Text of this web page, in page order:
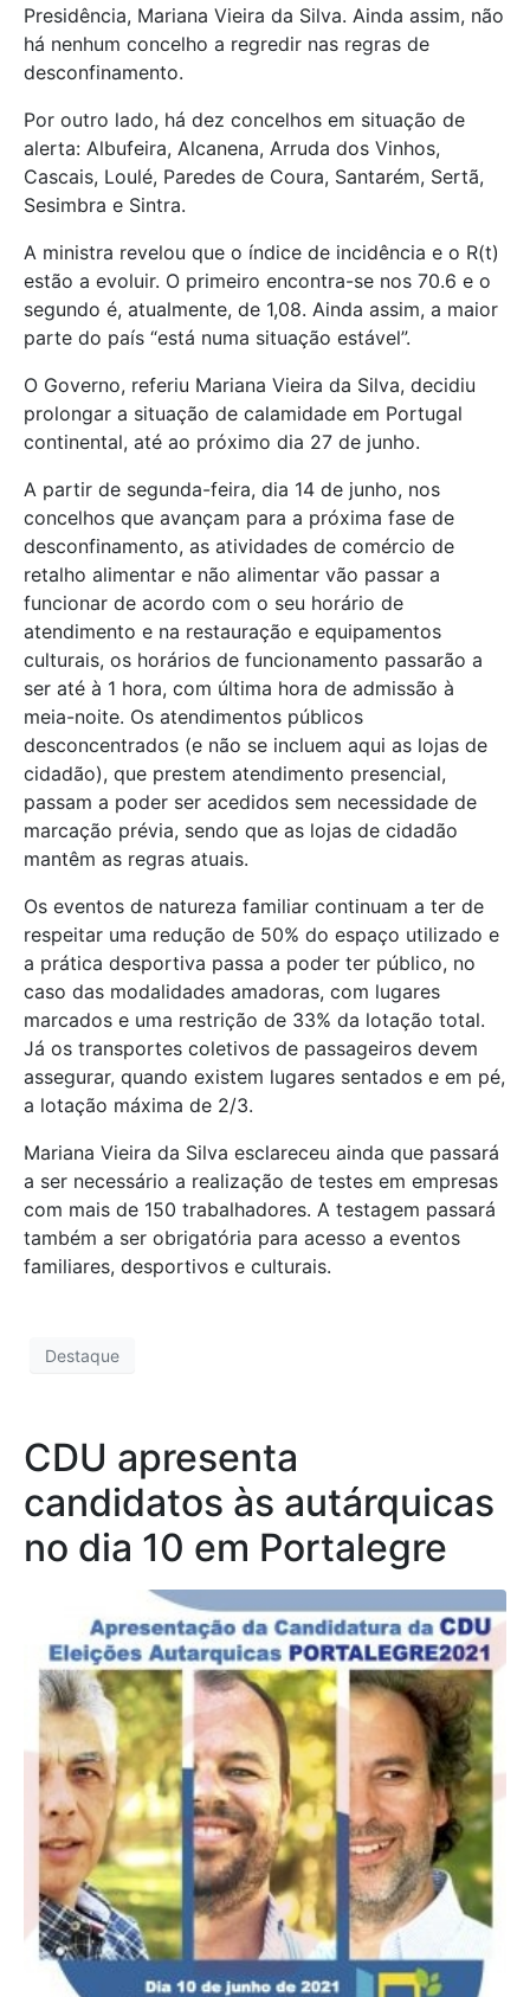
Presidência, Mariana Vieira da Silva. Ainda assim, não
há nenhum concelho a regredir nas regras de
desconfinamento.
Por outro lado, há dez concelhos em situação de
alerta: Albufeira, Alcanena, Arruda dos Vinhos,
Cascais, Loulé, Paredes de Coura, Santarém, Sertã,
Sesimbra e Sintra.
A ministra revelou que o índice de incidência e o R(t)
estão a evoluir. O primeiro encontra-se nos 70.6 e o
segundo é, atualmente, de 1,08. Ainda assim, a maior
parte do país “está numa situação estável”.
O Governo, referiu Mariana Vieira da Silva, decidiu
prolongar a situação de calamidade em Portugal
continental, até ao próximo dia 27 de junho.
A partir de segunda-feira, dia 14 de junho, nos
concelhos que avançam para a próxima fase de
desconfinamento, as atividades de comércio de
retalho alimentar e não alimentar vão passar a
funcionar de acordo com o seu horário de
atendimento e na restauração e equipamentos
culturais, os horários de funcionamento passarão a
ser até à 1 hora, com última hora de admissão à
meia-noite. Os atendimentos públicos
desconcentrados (e não se incluem aqui as lojas de
cidadão), que prestem atendimento presencial,
passam a poder ser acedidos sem necessidade de
marcação prévia, sendo que as lojas de cidadão
mantêm as regras atuais.
Os eventos de natureza familiar continuam a ter de
respeitar uma redução de 50% do espaço utilizado e
a prática desportiva passa a poder ter público, no
caso das modalidades amadoras, com lugares
marcados e uma restrição de 33% da lotação total.
Já os transportes coletivos de passageiros devem
assegurar, quando existem lugares sentados e em pé,
a lotação máxima de 2/3.
Mariana Vieira da Silva esclareceu ainda que passará
a ser necessário a realização de testes em empresas
com mais de 150 trabalhadores. A testagem passará
também a ser obrigatória para acesso a eventos
familiares, desportivos e culturais.
Destaque
CDU apresenta
candidatos às autárquicas
no dia 10 em Portalegre